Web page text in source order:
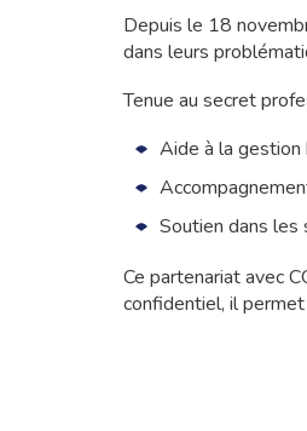
Depuis le 18
dans leurs
Tenue au secret
Aide à la gestion
Soutien dans
Ce partenariat avec
confidentiel, il permet